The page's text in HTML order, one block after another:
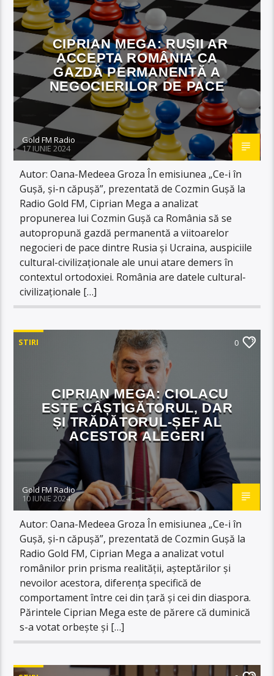
CIPRIAN MEGA: RUȘII AR
ACCEPTA ROMÂNIA CA
GAZDĂ PERMANENTĂ A
NEGOCIERILOR DE PACE
Gold FM Radio
17 IUNIE 2024
Autor: Oana-Medeea Groza În emisiunea „Ce-i în
Gușă, și-n căpușă”, prezentată de Cozmin Gușă la
Radio Gold FM, Ciprian Mega a analizat
propunerea lui Cozmin Gușă ca România să se
autopropună gazdă permanentă a viitoarelor
negocieri de pace dintre Rusia și Ucraina, auspiciile
cultural-civilizaționale ale unui atare demers în
contextul ortodoxiei. România are datele cultural-
civilizaționale […]
STIRI 0
CIPRIAN MEGA: CIOLACU
ESTE CÂȘTIGĂTORUL, DAR
ȘI TRĂDĂTORUL-ȘEF AL
ACESTOR ALEGERI
Gold FM Radio
10 IUNIE 2024
Autor: Oana-Medeea Groza În emisiunea „Ce-i în
Gușă, și-n căpușă”, prezentată de Cozmin Gușă la
Radio Gold FM, Ciprian Mega a analizat votul
românilor prin prisma realității, așteptărilor și
nevoilor acestora, diferența specifică de
comportament între cei din țară și cei din diaspora.
Părintele Ciprian Mega este de părere că duminică
s-a votat orbește și […]